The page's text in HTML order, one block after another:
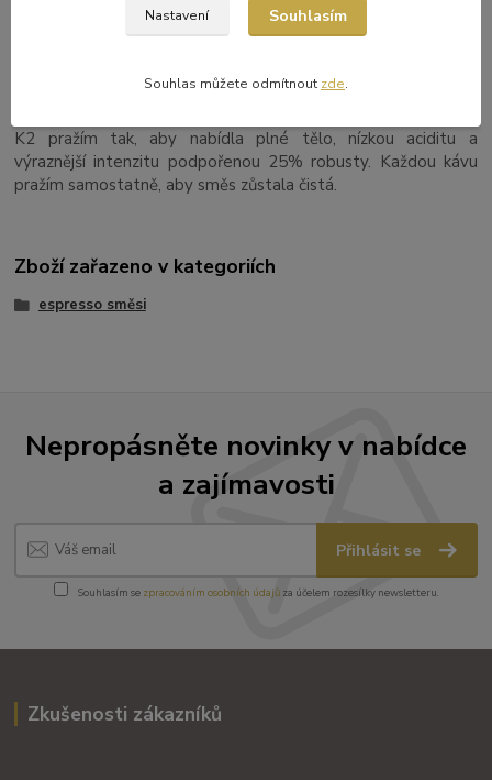
K2 pražím tak, aby nabídla plné tělo, nízkou aciditu a
výraznější intenzitu podpořenou 25% robusty. Každou kávu
pražím samostatně, aby směs zůstala čistá.
Zboží zařazeno v kategoriích
espresso směsi
Nepropásněte novinky v nabídce
a zajímavosti
Přihlásit se
Souhlasím se zpracováním osobních údajůza účelem rozesílky newsletteru.
Zkušenosti zákazníků
Nastavení Souhlasím
Souhlas můžete odmítnout zde.